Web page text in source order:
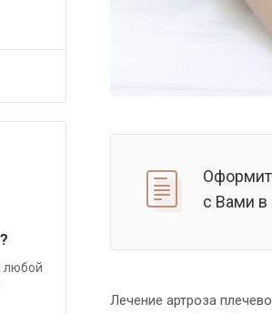
с Вами
Лечение артроза
любой